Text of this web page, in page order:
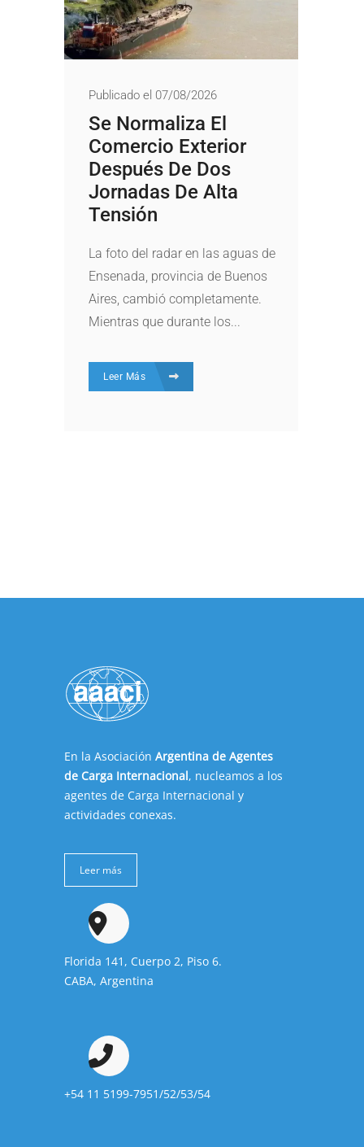
Publicado el 07/08/2026
Se Normaliza El
Comercio Exterior
Después De Dos
Jornadas De Alta
Tensión
La foto del radar en las aguas de
Ensenada, provincia de Buenos
Aires, cambió completamente.
Mientras que durante los...
Leer Más
En la Asociación Argentina de Agentes
de Carga Internacional, nucleamos a los
agentes de Carga Internacional y
actividades conexas.
Leer más
Florida 141, Cuerpo 2, Piso 6.
CABA, Argentina
+54 11 5199-7951/52/53/54